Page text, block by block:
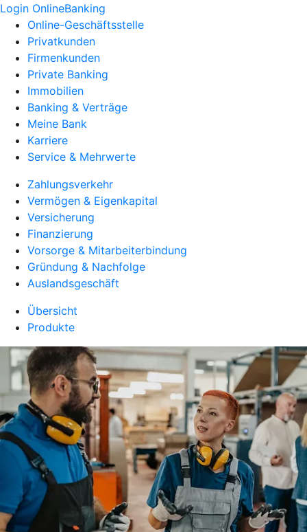
Login OnlineBanking
Online-Geschäftsstelle
Privatkunden
Firmenkunden
Private Banking
Immobilien
Banking & Verträge
Meine Bank
Karriere
Service & Mehrwerte
Zahlungsverkehr
Vermögen & Eigenkapital
Versicherung
Finanzierung
Vorsorge & Mitarbeiterbindung
Gründung & Nachfolge
Auslandsgeschäft
Übersicht
Produkte